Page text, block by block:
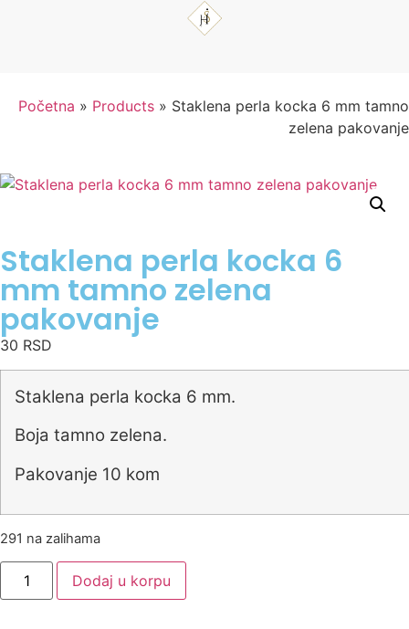
Početna » Products » Staklena perla kocka 6 mm tamno
zelena pakovanje
Staklena perla kocka 6
mm tamno zelena
pakovanje
30 RSD
Staklena perla kocka 6 mm.
Boja tamno zelena.
Pakovanje 10 kom
291 na zalihama
Dodaj u korpu